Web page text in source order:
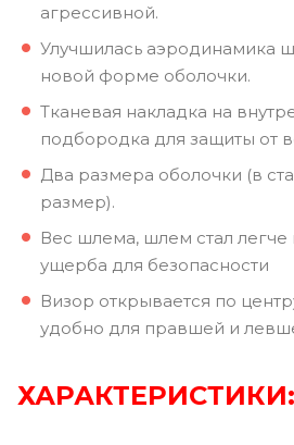
агрессивной.
Улучшилась аэродинамика
новой форме оболочки.
Тканевая накладка на
подбородка для защиты от
Два размера оболочки (в
размер).
Вес шлема, шлем стал легче
ущерба для безопасности
Визор открывается по
удобно для правшей и
ХАРАКТЕРИСТИКИ: